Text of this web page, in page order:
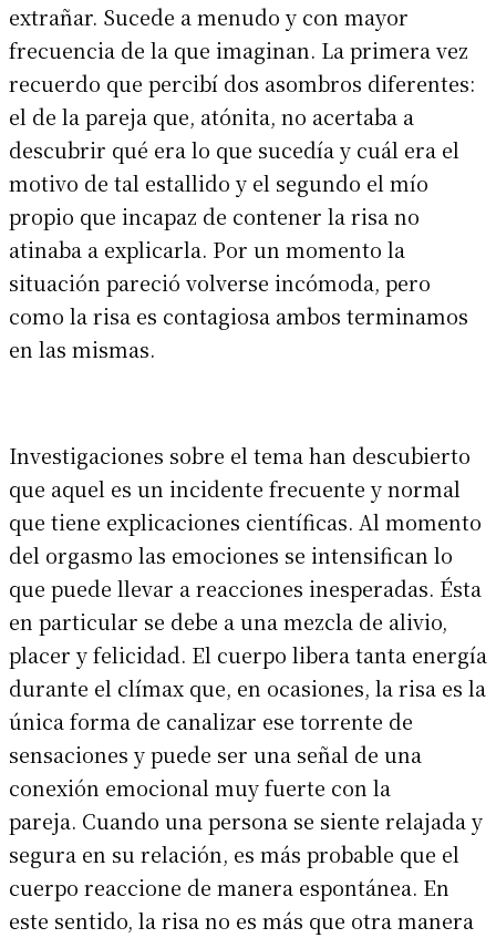
extrañar. Sucede a menudo y con mayor
frecuencia de la que imaginan. La primera vez
recuerdo que percibí dos asombros diferentes:
el de la pareja que, atónita, no acertaba a
descubrir qué era lo que sucedía y cuál era el
motivo de tal estallido y el segundo el mío
propio que incapaz de contener la risa no
atinaba a explicarla. Por un momento la
situación pareció volverse incómoda, pero
como la risa es contagiosa ambos terminamos
en las mismas.
Investigaciones sobre el tema han descubierto
que aquel es un incidente frecuente y normal
que tiene explicaciones científicas. Al momento
del orgasmo las emociones se intensifican lo
que puede llevar a reacciones inesperadas. Ésta
en particular se debe a una mezcla de alivio,
placer y felicidad. El cuerpo libera tanta energía
durante el clímax que, en ocasiones, la risa es la
única forma de canalizar ese torrente de
sensaciones y puede ser una señal de una
conexión emocional muy fuerte con la
pareja. Cuando una persona se siente relajada y
segura en su relación, es más probable que el
cuerpo reaccione de manera espontánea. En
este sentido, la risa no es más que otra manera